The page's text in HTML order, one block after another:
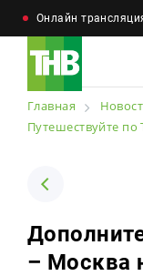
Онлайн
Новости
Телепроекты
Для связи
+7 (843) 570−50−00
Главная
Путешествуйте по
– Москва